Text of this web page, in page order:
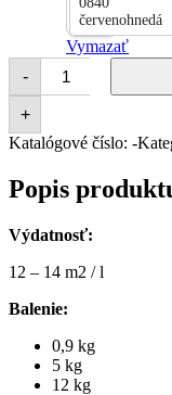
červenohnedá
Vymazať
-
množstvo
SYZAN
+
Katalógové číslo: -
Popis
Výdatnosť:
12 – 14 m2 / l
Balenie:
0,9 kg
5 kg
12 kg